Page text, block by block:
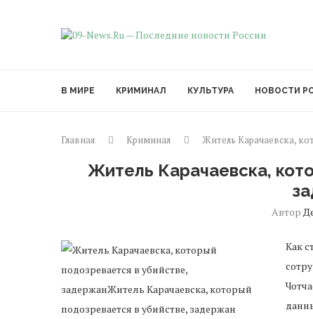
В МИРЕ КРИМИНАЛ КУЛЬТУРА НОВОСТИ
Главная Криминал Житель Карачаевска,
Житель Карачаевска,
Автор
Как